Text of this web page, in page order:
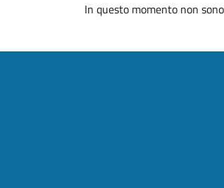
In questo momento non